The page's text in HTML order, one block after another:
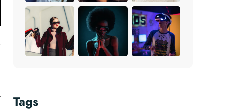
Tags